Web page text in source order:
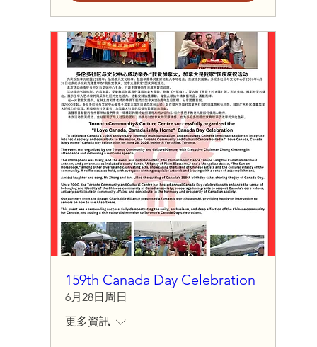
159th Canada Day Celebration
6月28日周日
更多資訊